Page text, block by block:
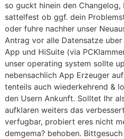
so guckt hinein den
sattelfest ob ggf. dein
oder fuhre nachher unser
Antrag vor alle Datensatze
App und HiSuite (via
unser operating system sollte
nebensachlich App Erzeuger
tenteils auch wiederkehrend &
den Usern Ankunft. Solltet Ihr
aufklaren weiters das
verfugbar, probiert eres nicht
demgema? behoben.